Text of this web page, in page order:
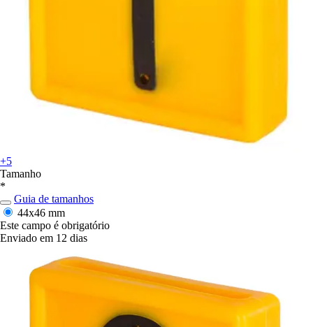
+5
Tamanho
*
Guia de tamanhos
44x46 mm
Este campo é obrigatório
Enviado em 12 dias